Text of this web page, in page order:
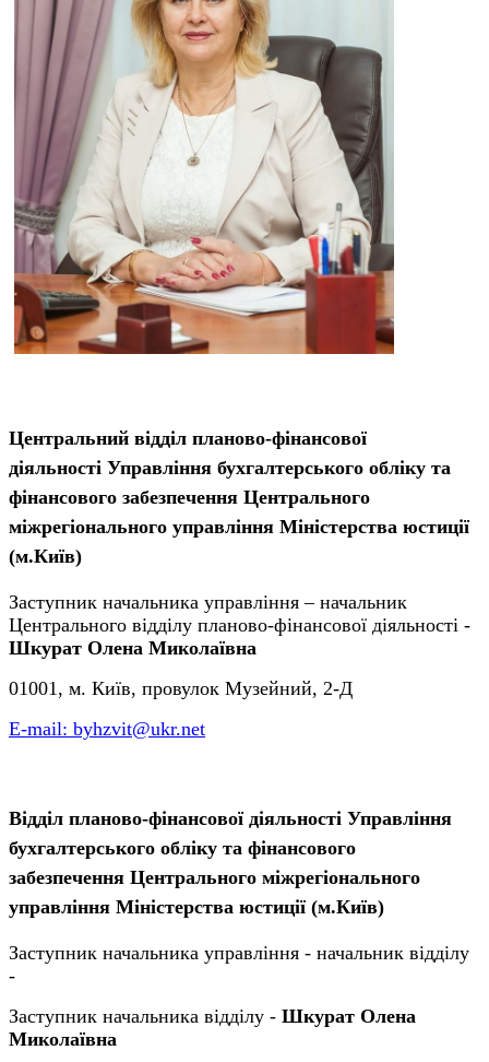
Центральний відділ планово-фінансової
діяльності Управління бухгалтерського обліку та
фінансового забезпечення Центрального
міжрегіонального управління Міністерства юстиції
(м.Київ)
Заступник начальника управління – начальник
Центрального відділу планово-фінансової діяльності -
Шкурат Олена Миколаївна
01001, м. Київ, провулок Музейний, 2-Д
Е-mail: byhzvit@ukr.net
Відділ планово-фінансової діяльності Управління
бухгалтерського обліку та фінансового
забезпечення Центрального міжрегіонального
управління Міністерства юстиції (м.Київ)
Заступник начальника управління - начальник відділу
-
Заступник начальника відділу - Шкурат Олена
Миколаївна